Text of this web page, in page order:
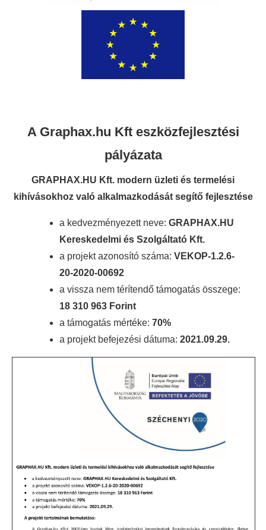
A Graphax.hu Kft eszközfejlesztési
pályázata
GRAPHAX.HU Kft. modern üzleti és termelési
kihívásokhoz való alkalmazkodását segítő fejlesztése
a kedvezményezett neve: GRAPHAX.HU
Kereskedelmi és Szolgáltató Kft.
a projekt azonosító száma: VEKOP-1.2.6-
20-2020-00692
a vissza nem térítendő támogatás összege:
18 310 963 Forint
a támogatás mértéke: 70%
a projekt befejezési dátuma: 2021.09.29.